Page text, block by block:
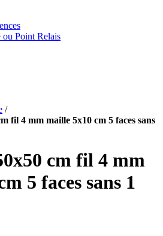
Point Relais
/
fil 4 mm maille 5x10 cm 5 faces sans
cm fil 4 mm
5 faces sans 1